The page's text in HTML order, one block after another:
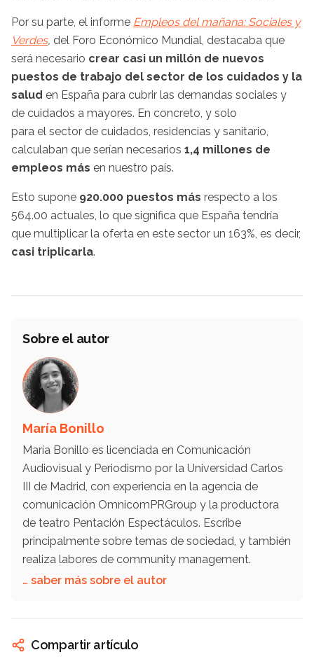
Por su parte, el informe Empleos del mañana: Sociales y
Verdes, del Foro Económico Mundial, destacaba que
será necesario crear casi un millón de nuevos
puestos de trabajo del sector de los cuidados y la
salud en España para cubrir las demandas sociales y
de cuidados a mayores. En concreto, y solo
para el sector de cuidados, residencias y sanitario,
calculaban que serían necesarios 1,4 millones de
empleos más en nuestro país.
Esto supone 920.000 puestos más respecto a los
564.00 actuales, lo que significa que España tendría
que multiplicar la oferta en este sector un 163%, es decir,
casi triplicarla.
Sobre el autor
María Bonillo
María Bonillo es licenciada en Comunicación
Audiovisual y Periodismo por la Universidad Carlos
III de Madrid, con experiencia en la agencia de
comunicación OmnicomPRGroup y la productora
de teatro Pentación Espectáculos. Escribe
principalmente sobre temas de sociedad, y también
realiza labores de community management.
… saber más sobre el autor
Compartir artículo